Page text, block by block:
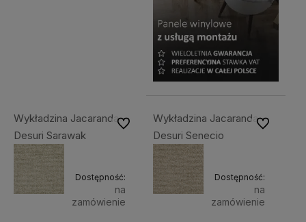
Wykładzina Jacaranda
Desuri Sarawak
Dostępność:
na
zamówienie
Do ulubionychWykładzina Jacaranda
Desuri Senecio
Dostępność:
na
zamówienie
Do